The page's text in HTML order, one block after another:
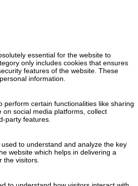
essential for the website to
only includes cookies that ensures
features of the website. These
information.
perform certain functionalities like sharing
on social media platforms, collect
party features.
to understand and analyze the key
website which helps in delivering a
the visitors.